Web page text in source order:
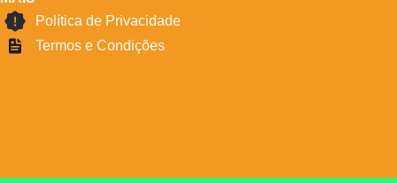
Política de Privacidade
Termos e Condições